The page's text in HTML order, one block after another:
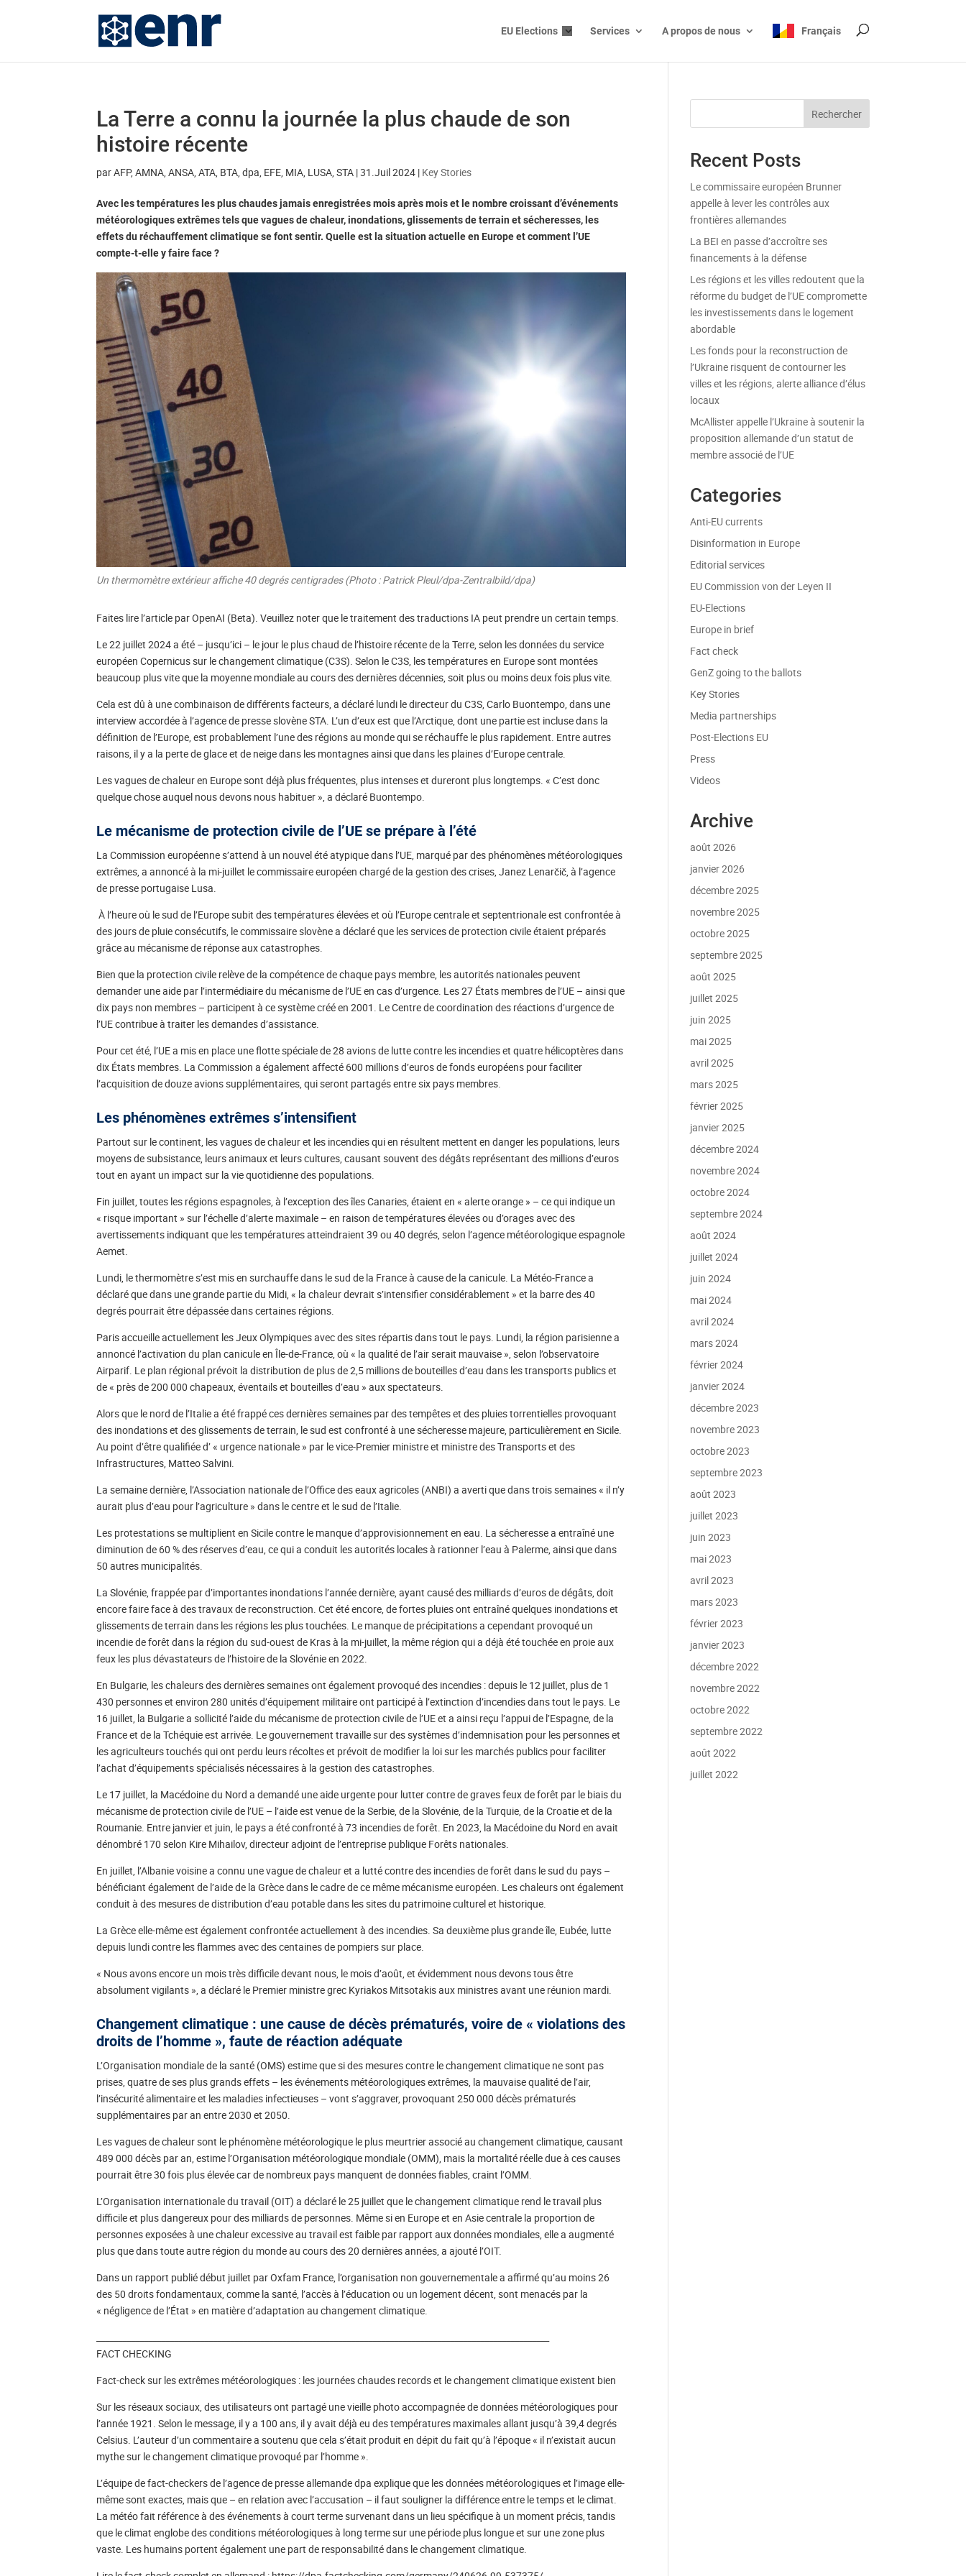
EU Elections Services A propos de nous Français
La Terre a connu la journée la plus chaude de son
histoire récente
parAFP, AMNA, ANSA, ATA, BTA, dpa, EFE, MIA, LUSA, STA |31.Juil 2024 | Key Stories
Avec les températures les plus chaudes jamais enregistrées mois après mois et le nombre croissant d’événements
météorologiques extrêmes tels que vagues de chaleur, inondations, glissements de terrain et sécheresses, les
effets du réchauffement climatique se font sentir. Quelle est la situation actuelle en Europe et comment l’UE
compte-t-elle y faire face ?
Un thermomètre extérieur affiche 40 degrés centigrades (Photo : Patrick Pleul/dpa-Zentralbild/dpa)
Faites lire l’article par OpenAI (Beta). Veuillez noter que le traitement des traductions IA peut prendre un certain temps.
Le 22 juillet 2024 a été – jusqu’ici – le jour le plus chaud de l’histoire récente de la Terre, selon les données du service
européen Copernicus sur le changement climatique (C3S). Selon le C3S, les températures en Europe sont montées
beaucoup plus vite que la moyenne mondiale au cours des dernières décennies, soit plus ou moins deux fois plus vite.
Cela est dû à une combinaison de différents facteurs, a déclaré lundi le directeur du C3S, Carlo Buontempo, dans une
interview accordée à l’agence de presse slovène STA. L’un d’eux est que l’Arctique, dont une partie est incluse dans la
définition de l’Europe, est probablement l’une des régions au monde qui se réchauffe le plus rapidement. Entre autres
raisons, il y a la perte de glace et de neige dans les montagnes ainsi que dans les plaines d’Europe centrale.
Les vagues de chaleur en Europe sont déjà plus fréquentes, plus intenses et dureront plus longtemps. « C’est donc
quelque chose auquel nous devons nous habituer », a déclaré Buontempo.
Le mécanisme de protection civile de l’UE se prépare à l’été
La Commission européenne s’attend à un nouvel été atypique dans l’UE, marqué par des phénomènes météorologiques
extrêmes, a annoncé à la mi-juillet le commissaire européen chargé de la gestion des crises, Janez Lenarčič, à l’agence
de presse portugaise Lusa.
À l’heure où le sud de l’Europe subit des températures élevées et où l’Europe centrale et septentrionale est confrontée à
des jours de pluie consécutifs, le commissaire slovène a déclaré que les services de protection civile étaient préparés
grâce au mécanisme de réponse aux catastrophes.
Bien que la protection civile relève de la compétence de chaque pays membre, les autorités nationales peuvent
demander une aide par l’intermédiaire du mécanisme de l’UE en cas d’urgence. Les 27 États membres de l’UE – ainsi que
dix pays non membres – participent à ce système créé en 2001. Le Centre de coordination des réactions d’urgence de
l’UE contribue à traiter les demandes d’assistance.
Pour cet été, l’UE a mis en place une flotte spéciale de 28 avions de lutte contre les incendies et quatre hélicoptères dans
dix États membres. La Commission a également affecté 600 millions d’euros de fonds européens pour faciliter
l’acquisition de douze avions supplémentaires, qui seront partagés entre six pays membres.
Les phénomènes extrêmes s’intensifient
Partout sur le continent, les vagues de chaleur et les incendies qui en résultent mettent en danger les populations, leurs
moyens de subsistance, leurs animaux et leurs cultures, causant souvent des dégâts représentant des millions d’euros
tout en ayant un impact sur la vie quotidienne des populations.
Fin juillet, toutes les régions espagnoles, à l’exception des îles Canaries, étaient en « alerte orange » – ce qui indique un
« risque important » sur l’échelle d’alerte maximale – en raison de températures élevées ou d’orages avec des
avertissements indiquant que les températures atteindraient 39 ou 40 degrés, selon l’agence météorologique espagnole
Aemet.
Lundi, le thermomètre s’est mis en surchauffe dans le sud de la France à cause de la canicule. La Météo-France a
déclaré que dans une grande partie du Midi, « la chaleur devrait s’intensifier considérablement » et la barre des 40
degrés pourrait être dépassée dans certaines régions.
Paris accueille actuellement les Jeux Olympiques avec des sites répartis dans tout le pays. Lundi, la région parisienne a
annoncé l’activation du plan canicule en Île-de-France, où « la qualité de l’air serait mauvaise », selon l’observatoire
Airparif. Le plan régional prévoit la distribution de plus de 2,5 millions de bouteilles d’eau dans les transports publics et
de « près de 200 000 chapeaux, éventails et bouteilles d’eau » aux spectateurs.
Alors que le nord de l’Italie a été frappé ces dernières semaines par des tempêtes et des pluies torrentielles provoquant
des inondations et des glissements de terrain, le sud est confronté à une sécheresse majeure, particulièrement en Sicile.
Au point d’être qualifiée d’ « urgence nationale » par le vice-Premier ministre et ministre des Transports et des
Infrastructures, Matteo Salvini.
La semaine dernière, l’Association nationale de l’Office des eaux agricoles (ANBI) a averti que dans trois semaines « il n’y
aurait plus d’eau pour l’agriculture » dans le centre et le sud de l’Italie.
Les protestations se multiplient en Sicile contre le manque d’approvisionnement en eau. La sécheresse a entraîné une
diminution de 60 % des réserves d’eau, ce qui a conduit les autorités locales à rationner l’eau à Palerme, ainsi que dans
50 autres municipalités.
La Slovénie, frappée par d’importantes inondations l’année dernière, ayant causé des milliards d’euros de dégâts, doit
encore faire face à des travaux de reconstruction. Cet été encore, de fortes pluies ont entraîné quelques inondations et
glissements de terrain dans les régions les plus touchées. Le manque de précipitations a cependant provoqué un
incendie de forêt dans la région du sud-ouest de Kras à la mi-juillet, la même région qui a déjà été touchée en proie aux
feux les plus dévastateurs de l’histoire de la Slovénie en 2022.
En Bulgarie, les chaleurs des dernières semaines ont également provoqué des incendies : depuis le 12 juillet, plus de 1
430 personnes et environ 280 unités d’équipement militaire ont participé à l’extinction d’incendies dans tout le pays. Le
16 juillet, la Bulgarie a sollicité l’aide du mécanisme de protection civile de l’UE et a ainsi reçu l’appui de l’Espagne, de la
France et de la Tchéquie est arrivée. Le gouvernement travaille sur des systèmes d’indemnisation pour les personnes et
les agriculteurs touchés qui ont perdu leurs récoltes et prévoit de modifier la loi sur les marchés publics pour faciliter
l’achat d’équipements spécialisés nécessaires à la gestion des catastrophes.
Le 17 juillet, la Macédoine du Nord a demandé une aide urgente pour lutter contre de graves feux de forêt par le biais du
mécanisme de protection civile de l’UE – l’aide est venue de la Serbie, de la Slovénie, de la Turquie, de la Croatie et de la
Roumanie. Entre janvier et juin, le pays a été confronté à 73 incendies de forêt. En 2023, la Macédoine du Nord en avait
dénombré 170 selon Kire Mihailov, directeur adjoint de l’entreprise publique Forêts nationales.
En juillet, l’Albanie voisine a connu une vague de chaleur et a lutté contre des incendies de forêt dans le sud du pays –
bénéficiant également de l’aide de la Grèce dans le cadre de ce même mécanisme européen. Les chaleurs ont également
conduit à des mesures de distribution d’eau potable dans les sites du patrimoine culturel et historique.
La Grèce elle-même est également confrontée actuellement à des incendies. Sa deuxième plus grande île, Eubée, lutte
depuis lundi contre les flammes avec des centaines de pompiers sur place.
« Nous avons encore un mois très difficile devant nous, le mois d’août, et évidemment nous devons tous être
absolument vigilants », a déclaré le Premier ministre grec Kyriakos Mitsotakis aux ministres avant une réunion mardi.
Changement climatique : une cause de décès prématurés, voire de « violations des
droits de l’homme », faute de réaction adéquate
L’Organisation mondiale de la santé (OMS) estime que si des mesures contre le changement climatique ne sont pas
prises, quatre de ses plus grands effets – les événements météorologiques extrêmes, la mauvaise qualité de l’air,
l’insécurité alimentaire et les maladies infectieuses – vont s’aggraver, provoquant 250 000 décès prématurés
supplémentaires par an entre 2030 et 2050.
Les vagues de chaleur sont le phénomène météorologique le plus meurtrier associé au changement climatique, causant
489 000 décès par an, estime l’Organisation météorologique mondiale (OMM), mais la mortalité réelle due à ces causes
pourrait être 30 fois plus élevée car de nombreux pays manquent de données fiables, craint l’OMM.
L’Organisation internationale du travail (OIT) a déclaré le 25 juillet que le changement climatique rend le travail plus
difficile et plus dangereux pour des milliards de personnes. Même si en Europe et en Asie centrale la proportion de
personnes exposées à une chaleur excessive au travail est faible par rapport aux données mondiales, elle a augmenté
plus que dans toute autre région du monde au cours des 20 dernières années, a ajouté l’OIT.
Dans un rapport publié début juillet par Oxfam France, l’organisation non gouvernementale a affirmé qu’au moins 26
des 50 droits fondamentaux, comme la santé, l’accès à l’éducation ou un logement décent, sont menacés par la
« négligence de l’État » en matière d’adaptation au changement climatique.
FACT CHECKING
Fact-check sur les extrêmes météorologiques : les journées chaudes records et le changement climatique existent bien
Sur les réseaux sociaux, des utilisateurs ont partagé une vieille photo accompagnée de données météorologiques pour
l’année 1921. Selon le message, il y a 100 ans, il y avait déjà eu des températures maximales allant jusqu’à 39,4 degrés
Celsius. L’auteur d’un commentaire a soutenu que cela s’était produit en dépit du fait qu’à l’époque « il n’existait aucun
mythe sur le changement climatique provoqué par l’homme ».
L’équipe de fact-checkers de l’agence de presse allemande dpa explique que les données météorologiques et l’image elle-
même sont exactes, mais que – en relation avec l’accusation – il faut souligner la différence entre le temps et le climat.
La météo fait référence à des événements à court terme survenant dans un lieu spécifique à un moment précis, tandis
que le climat englobe des conditions météorologiques à long terme sur une période plus longue et sur une zone plus
vaste. Les humains portent également une part de responsabilité dans le changement climatique.
Rechercher
Recent Posts
Le commissaire européen Brunner
appelle à lever les contrôles aux
frontières allemandes
La BEI en passe d’accroître ses
financements à la défense
Les régions et les villes redoutent que la
réforme du budget de l’UE compromette
les investissements dans le logement
abordable
Les fonds pour la reconstruction de
l’Ukraine risquent de contourner les
villes et les régions, alerte alliance d’élus
locaux
McAllister appelle l’Ukraine à soutenir la
proposition allemande d’un statut de
membre associé de l’UE
Categories
Anti-EU currents
Disinformation in Europe
Editorial services
EU Commission von der Leyen II
EU-Elections
Europe in brief
Fact check
GenZ going to the ballots
Key Stories
Media partnerships
Post-Elections EU
Press
Videos
Archive
août 2026
janvier 2026
décembre 2025
novembre 2025
octobre 2025
septembre 2025
août 2025
juillet 2025
juin 2025
mai 2025
avril 2025
mars 2025
février 2025
janvier 2025
décembre 2024
novembre 2024
octobre 2024
septembre 2024
août 2024
juillet 2024
juin 2024
mai 2024
avril 2024
mars 2024
février 2024
janvier 2024
décembre 2023
novembre 2023
octobre 2023
septembre 2023
août 2023
juillet 2023
juin 2023
mai 2023
avril 2023
mars 2023
février 2023
janvier 2023
décembre 2022
novembre 2022
octobre 2022
septembre 2022
août 2022
juillet 2022